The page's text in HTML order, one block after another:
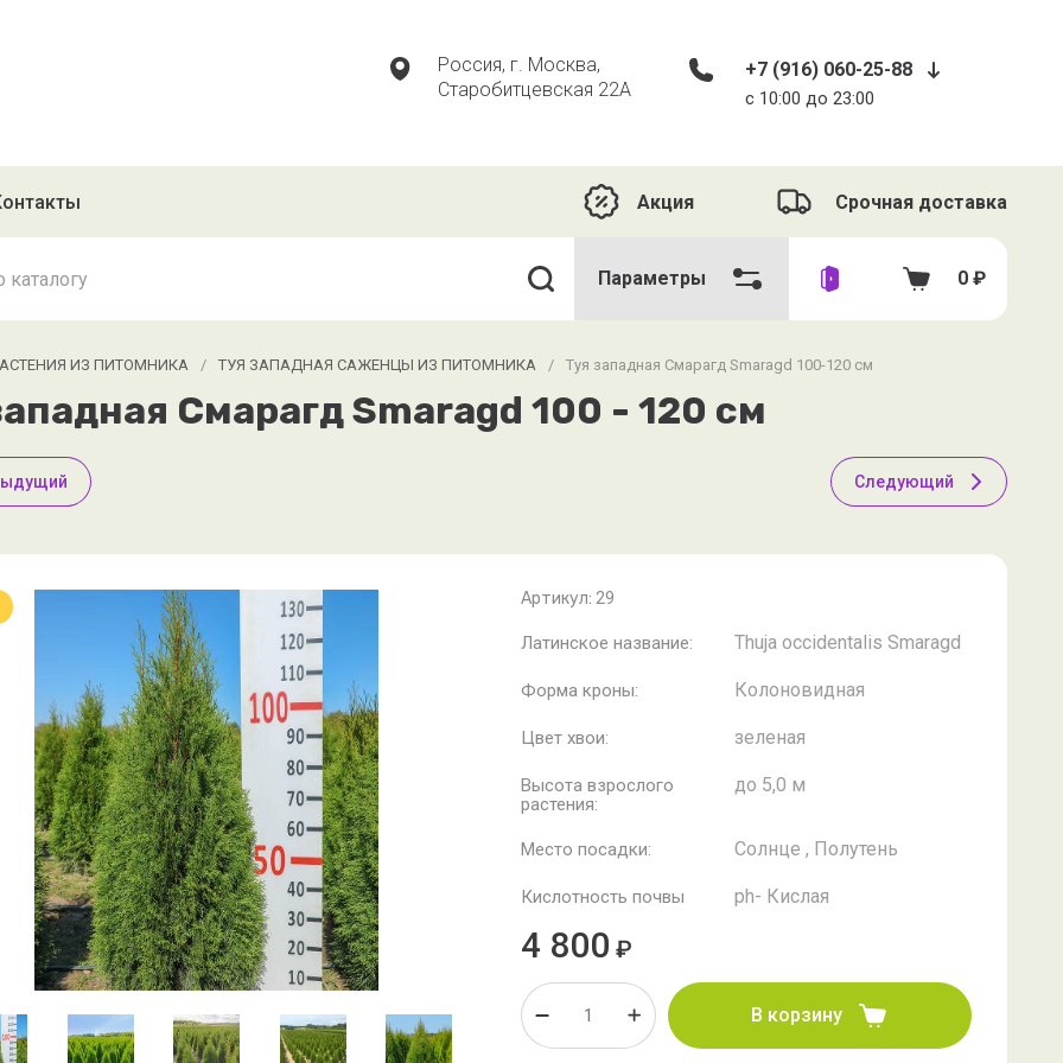
Россия,​ г.​ Москва,
Старобитцевская 22А​
+7 (916) 060-25-88
с 10:00 до 23:00
Акция Срочная доставка
Параметры 0 ₽
ИЗ ПИТОМНИКА / ТУЯ ЗАПАДНАЯ САЖЕНЦЫ ИЗ ПИТОМНИКА / Туя западная Смарагд Smaragd 100-120 см
Смарагд Smaragd 100 - 120 см
Следующий
Артикул: 29
Латинское название: Thuja occidentalis Smaragd
Форма кроны: Колоновидная
Цвет хвои: зеленая
Высота взрослого
растения:
до 5,0 м
Место посадки: Солнце , Полутень
Кислотность почвы ph- Кислая
4 800 ₽
В корзину